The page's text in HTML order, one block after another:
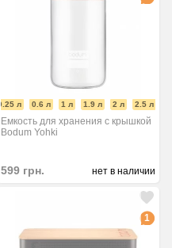
0.25 л 0.6 л 1 л 1.9 л 2 л 2.5 л
Емкость для хранения с крышкой
Bodum Yohki
599 грн. нет в наличии
1